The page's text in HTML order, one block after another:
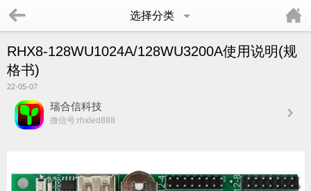
选择分类
RHX8-128WU1024A/128WU3200A使用说明(规
格书)
22-05-07
瑞合信科技
微信号:rhxled888